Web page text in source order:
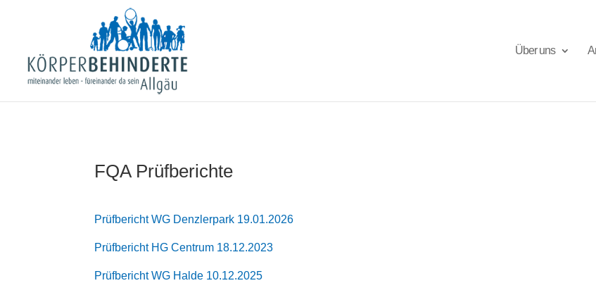
Über uns
FQA Prüfberichte
Prüfbericht WG Denzlerpark 19.01.2026
Prüfbericht HG Centrum 18.12.2023
Prüfbericht WG Halde 10.12.2025